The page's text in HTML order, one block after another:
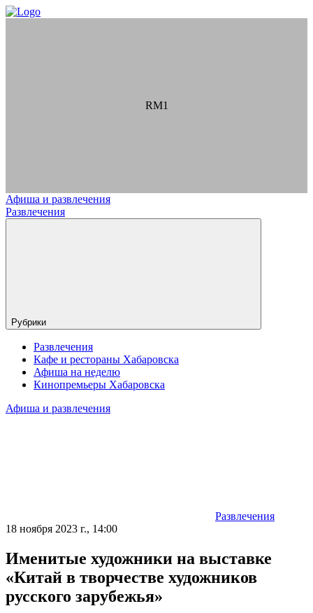
RM1
Афиша и развлечения
Развлечения
Рубрики
Развлечения
Кафе и рестораны Хабаровска
Афиша на неделю
Кинопремьеры Хабаровска
Афиша и развлечения
Развлечения
18 ноября 2023 г., 14:00
Именитые художники на выставке
«Китай в творчестве художников
русского зарубежья»